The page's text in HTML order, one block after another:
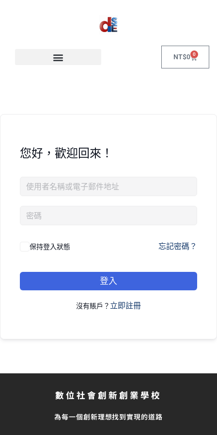
NT$0 0
您好，歡迎回來！
保持登入狀態 忘記密碼？
登入
沒有賬戶？ 立即註冊
數位社會創新創業學校
為每一個創新理想找到實現的道路